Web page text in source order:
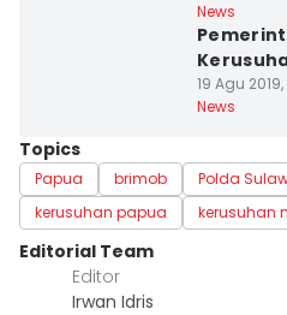
News
19 Agu 2019,
News
Topics
Papua brimob
Polda
kerusuhan papua
kerusuhan
Editorial Team
Editor
Irwan Idris